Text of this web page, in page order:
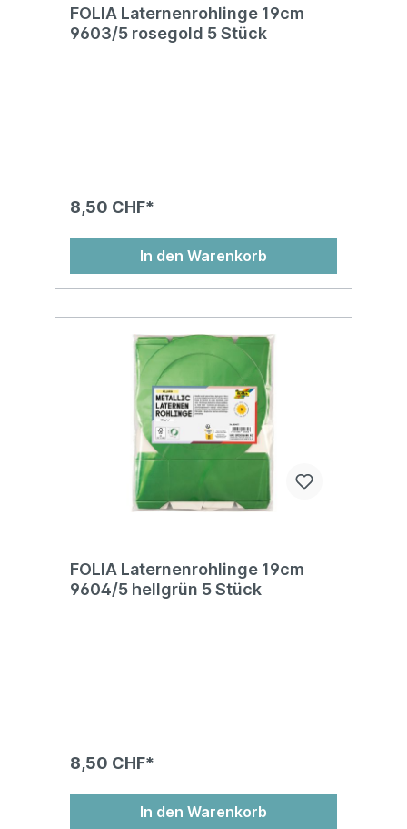
FOLIA Laternenrohlinge 19cm
9603/5 rosegold 5 Stück
8,50 CHF*
In den Warenkorb
FOLIA Laternenrohlinge 19cm
9604/5 hellgrün 5 Stück
8,50 CHF*
In den Warenkorb